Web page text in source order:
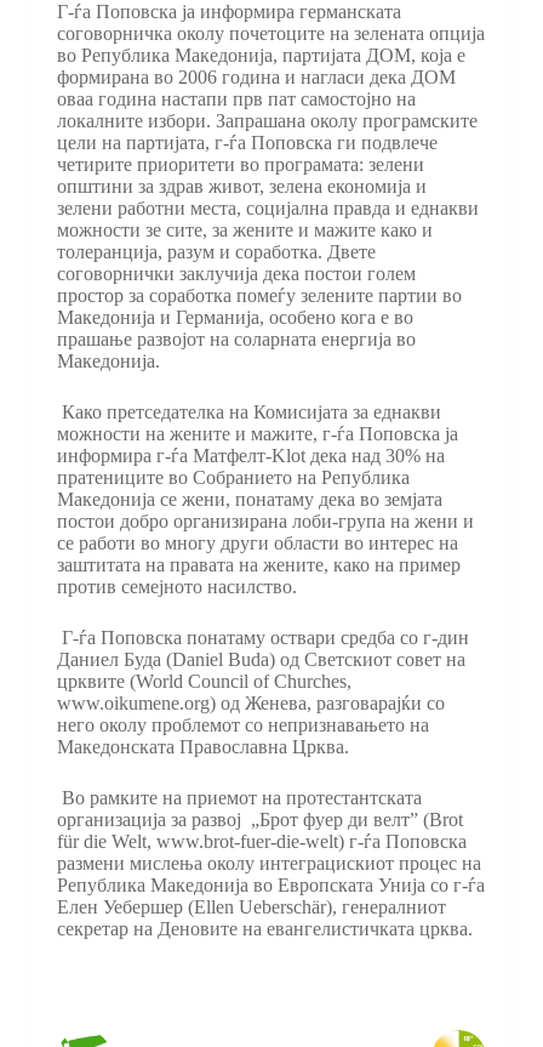
Г-ѓа Поповска ја информира германската
соговорничка околу почетоците на зелената опција
во Република Македонија, партијата ДОМ, која е
формирана во 2006 година и нагласи дека ДОМ
оваа година настапи прв пат самостојно на
локалните избори. Запрашана околу програмските
цели на партијата, г-ѓа Поповска ги подвлече
четирите приоритети во програмата: зелени
општини за здрав живот, зелена економија и
зелени работни места, социјална правда и еднакви
можности зе сите, за жените и мажите како и
толеранција, разум и соработка. Двете
соговорнички заклучија дека постои голем
простор за соработка помеѓу зелените партии во
Македонија и Германија, особено кога е во
прашање развојот на соларната енергија во
Македонија.
Како претседателка на Комисијата за еднакви
можности на жените и мажите, г-ѓа Поповска ја
информира г-ѓа Матфелт-Klot дека над 30% на
пратениците во Собранието на Република
Македонија се жени, понатаму дека во земјата
постои добро организирана лоби-група на жени и
се работи во многу други области во интерес на
заштитата на правата на жените, како на пример
против семејното насилство.
Г-ѓа Поповска понатаму оствари средба со г-дин
Даниел Буда (Daniel Buda) од Светскиот совет на
црквите (World Council of Churches,
www.oikumene.org) од Женева, разговарајќи со
него околу проблемот со непризнавањето на
Македонската Православна Црква.
Во рамките на приемот на протестантската
организација за развој „Брот фуер ди велт” (Brot
für die Welt, www.brot-fuer-die-welt) г-ѓа Поповска
размени мислења околу интеграцискиот процес на
Република Македонија во Европската Унија со г-ѓа
Елен Уебершер (Ellen Ueberschär), генералниот
секретар на Деновите на евангелистичката црква.